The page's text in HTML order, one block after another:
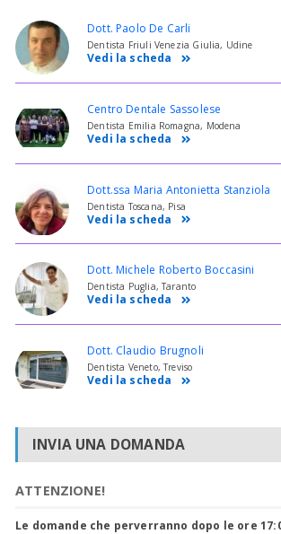
Dott. Paolo De Carli
Dentista Friuli Venezia Giulia, Udine
Vedi la scheda
Centro Dentale Sassolese
Dentista Emilia Romagna, Modena
Vedi la scheda
Dott.ssa Maria Antonietta Stanziola
Dentista Toscana, Pisa
Vedi la scheda
Dott. Michele Roberto Boccasini
Dentista Puglia, Taranto
Vedi la scheda
Dott. Claudio Brugnoli
Dentista Veneto, Treviso
Vedi la scheda
INVIA UNA DOMANDA
ATTENZIONE!
Le domande che perverranno dopo le ore